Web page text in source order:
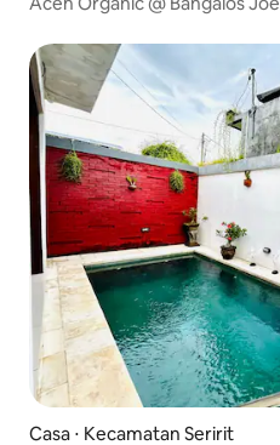
Casa ⋅ Kecamatan Seririt